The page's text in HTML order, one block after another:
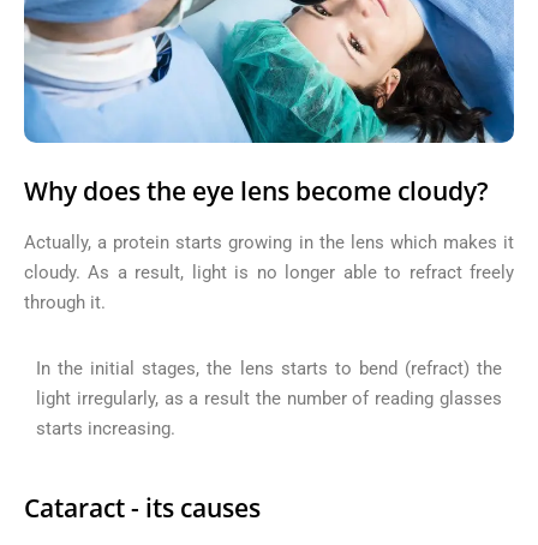
Why does the eye lens become cloudy?
Actually, a protein starts growing in the lens which makes it
cloudy. As a result, light is no longer able to refract freely
through it.
In the initial stages, the lens starts to bend (refract) the
light irregularly, as a result the number of reading glasses
starts increasing.
Cataract - its causes